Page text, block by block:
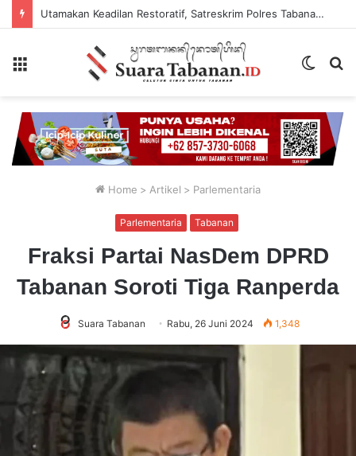
Utamakan Keadilan Restoratif, Satreskrim Polres Tabanan Gelar Perkara Kasus Penganiayaan Anak
Switch
Home > Artikel > Parlementaria
Parlementaria Tabanan
Fraksi Partai NasDem DPRD
Tabanan Soroti Tiga Ranperda
Suara Tabanan Rabu, 26 Juni 2024 1,348